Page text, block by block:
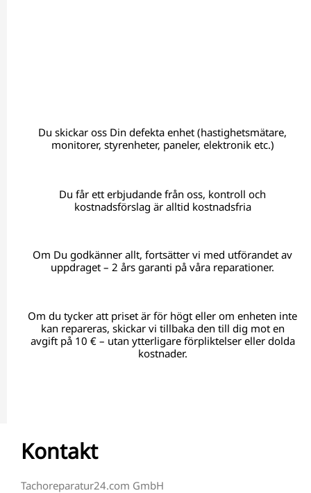
Du skickar oss Din defekta enhet (hastighetsmätare,
monitorer, styrenheter, paneler, elektronik etc.)
Du får ett erbjudande från oss, kontroll och
kostnadsförslag är alltid kostnadsfria
Om Du godkänner allt, fortsätter vi med utförandet av
uppdraget – 2 års garanti på våra reparationer.
Om du tycker att priset är för högt eller om enheten inte
kan repareras, skickar vi tillbaka den till dig mot en
avgift på 10 € – utan ytterligare förpliktelser eller dolda
kostnader.
Kontakt
Tachoreparatur24.com GmbH